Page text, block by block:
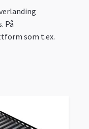
På
som t.ex.